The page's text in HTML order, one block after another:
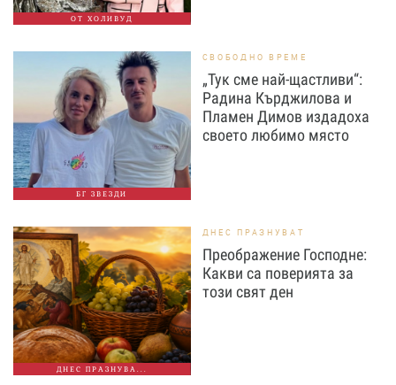
ОТ ХОЛИВУД
БГ ЗВЕЗДИ
СВОБОДНО ВРЕМЕ
„Тук сме най-щастливи“:
Радина Кърджилова и
Пламен Димов издадоха
своето любимо място
ДНЕС ПРАЗНУВА...
ДНЕС ПРАЗНУВАТ
Преображение Господне:
Какви са поверията за
този свят ден